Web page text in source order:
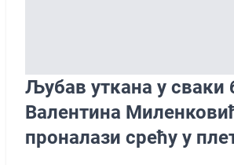
Љубав уткана у сваки
Валентина
проналази срећу у